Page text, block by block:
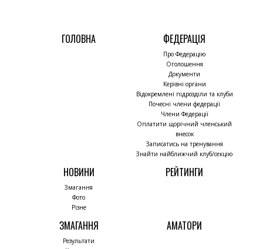
ГОЛОВНА ФЕДЕРАЦІЯ
Про Федерацію
Оголошення
Документи
Керівні органи
Відокремлені підрозділи та клуби
Почесні члени федерації
Члени Федерації
Оплатити щорічний членський
внесок
Записатись на тренування
Знайти найближчий клуб/секцію
НОВИНИ
Змагання
Фото
Різне
РЕЙТИНГИ
ЗМАГАННЯ
Результати
АМАТОРИ